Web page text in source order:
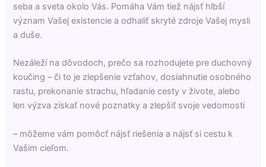
seba a sveta okolo Vás. Pomáha Vám tiež nájsť hlbší
význam Vašej existencie a odhaliť skryté zdroje Vašej mysli
a duše.
Nezáleží na dôvodoch, prečo sa rozhodujete pre duchovný
koučing – či to je zlepšenie vzťahov, dosiahnutie osobného
rastu, prekonanie strachu, hľadanie cesty v živote, alebo
len výzva získať nové poznatky a zlepšiť svoje vedomosti
– môžeme vám pomôcť nájsť riešenia a nájsť si cestu k
Vašim cieľom.